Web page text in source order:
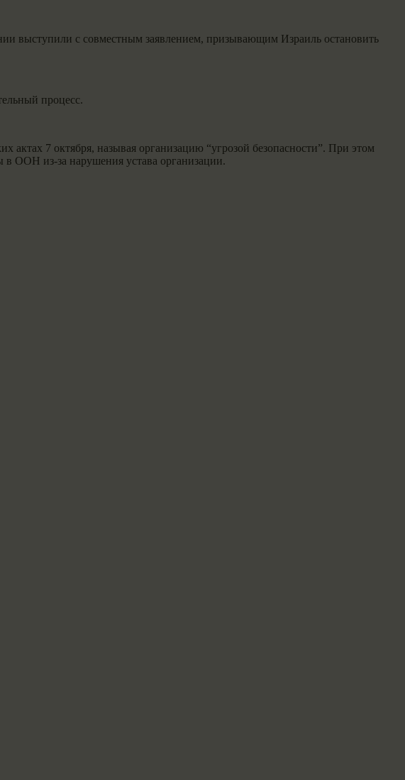
с совместным заявлением, призывающим Израиль остановить
процесс.
7 октября, называя организацию “угрозой безопасности”. При этом
в ООН из-за нарушения устава организации.